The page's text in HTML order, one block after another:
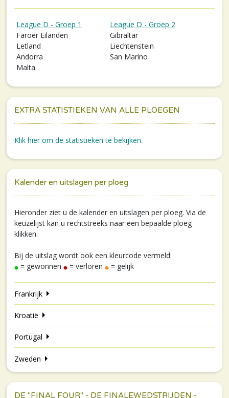
League D - Groep 1
Faroër Eilanden
Letland
Andorra
Malta
League D - Groep 2
Gibraltar
Liechtenstein
San Marino
EXTRA STATISTIEKEN VAN ALLE PLOEGEN
Klik hier om de statistieken te bekijken.
Kalender en uitslagen per ploeg
Hieronder ziet u de kalender en uitslagen per ploeg. Via de
keuzelijst kan u rechtstreeks naar een bepaalde ploeg
klikken.
Bij de uitslag wordt ook een kleurcode vermeld:
= gewonnen
= verloren = gelijk
Frankrijk
Kroatië
Portugal
Zweden
DE "FINAL FOUR" - DE FINALEWEDSTRIJDEN -